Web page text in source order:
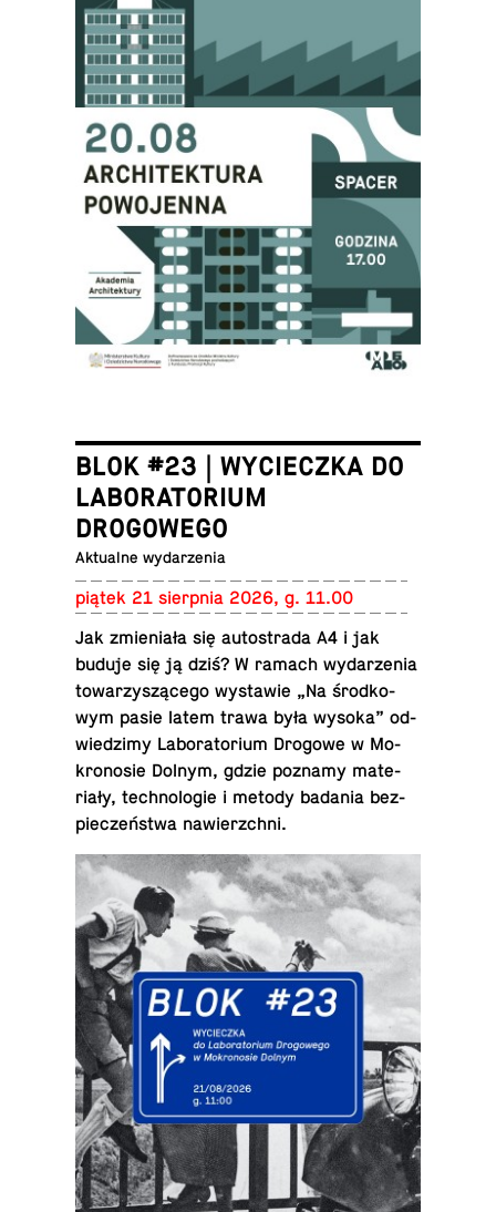
BLOK #23 | WYCIECZKA DO
LABORATORIUM
DROGOWEGO
Ak­tu­al­ne wydarzenia
piątek 21 sierp­nia 2026, g. 11.00
Jak zmie­nia­ła się au­to­stra­da A4 i jak
buduje się ją dziś? W ramach wy­da­rze­nia
to­wa­rzy­szą­ce­go wy­sta­wie „Na środ­ko­
wym pasie latem trawa była wysoka” od­
wie­dzi­my La­bo­ra­to­rium Drogowe w Mo­
kro­no­sie Dolnym, gdzie poznamy ma­te­
ria­ły, tech­no­lo­gie i metody badania bez­
pie­czeń­stwa nawierzchni.